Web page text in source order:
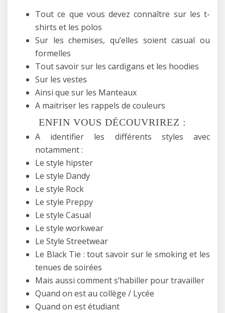
Tout ce que vous devez connaître sur les t-
shirts et les polos
Sur les chemises, qu’elles soient casual ou
formelles
Tout savoir sur les cardigans et les hoodies
Sur les vestes
Ainsi que sur les Manteaux
A maitriser les rappels de couleurs
ENFIN VOUS DÉCOUVRIREZ :
A identifier les différents styles avec
notamment :
Le style hipster
Le style Dandy
Le style Rock
Le style Preppy
Le style Casual
Le style workwear
Le Style Streetwear
Le Black Tie : tout savoir sur le smoking et les
tenues de soirées
Mais aussi comment s’habiller pour travailler
Quand on est au collège / Lycée
Quand on est étudiant